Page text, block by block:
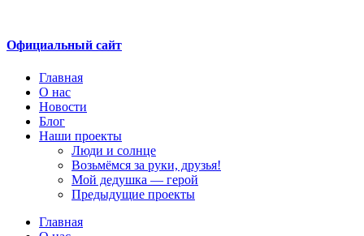
содержимому
Официальный сайт
Главная
О нас
Новости
Блог
Наши проекты
Люди и солнце
Возьмёмся за руки, друзья!
Мой дедушка — герой
Предыдущие проекты
Главная